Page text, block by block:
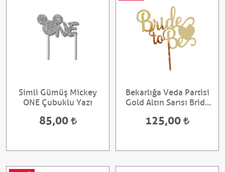
Simli Gümüş Mickey
ONE Çubuklu Yazı
85,00
Bekarlığa Veda Partisi
Gold Altın Sarısı Bride
125,00